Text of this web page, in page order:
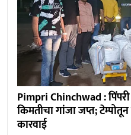
Pimpri Chinchwad :
किमतीचा गांजा जप्त;
कारवाई